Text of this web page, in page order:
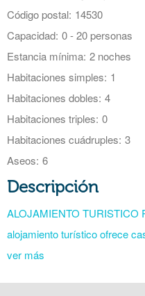
Código postal: 14530
Capacidad: 0 - 20 personas
Estancia mínima: 2 noches
Habitaciones simples: 1
Habitaciones dobles: 4
Habitaciones triples: 0
Habitaciones cuádruples: 3
Aseos: 6
Descripción
ALOJAMIENTO TURISTICO
alojamiento turístico ofrece
ver más